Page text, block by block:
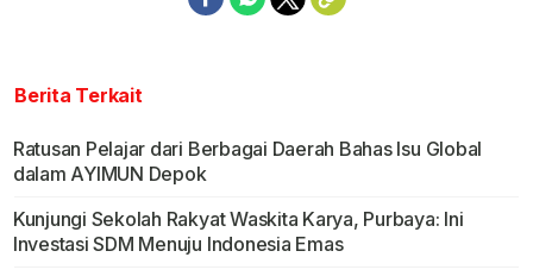
Berita Terkait
Ratusan Pelajar dari Berbagai Daerah Bahas Isu Global
dalam AYIMUN Depok
Kunjungi Sekolah Rakyat Waskita Karya, Purbaya: Ini
Investasi SDM Menuju Indonesia Emas